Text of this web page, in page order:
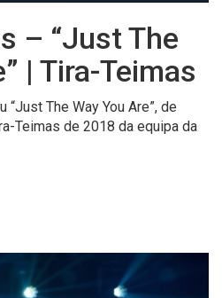
– “Just The
| Tira-Teimas
The Way You Are”, de
Teimas de 2018 da equipa da